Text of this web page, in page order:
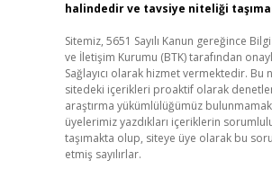
halindedir ve tavsiye niteliği
Sitemiz, 5651 Sayılı Kanun gereğince
ve İletişim Kurumu (BTK) tarafından
Sağlayıcı olarak hizmet vermektedir. Bu
sitedeki içerikleri proaktif olarak
araştırma yükümlülüğümüz
üyelerimiz yazdıkları içeriklerin
taşımakta olup, siteye üye olarak bu
etmiş sayılırlar.